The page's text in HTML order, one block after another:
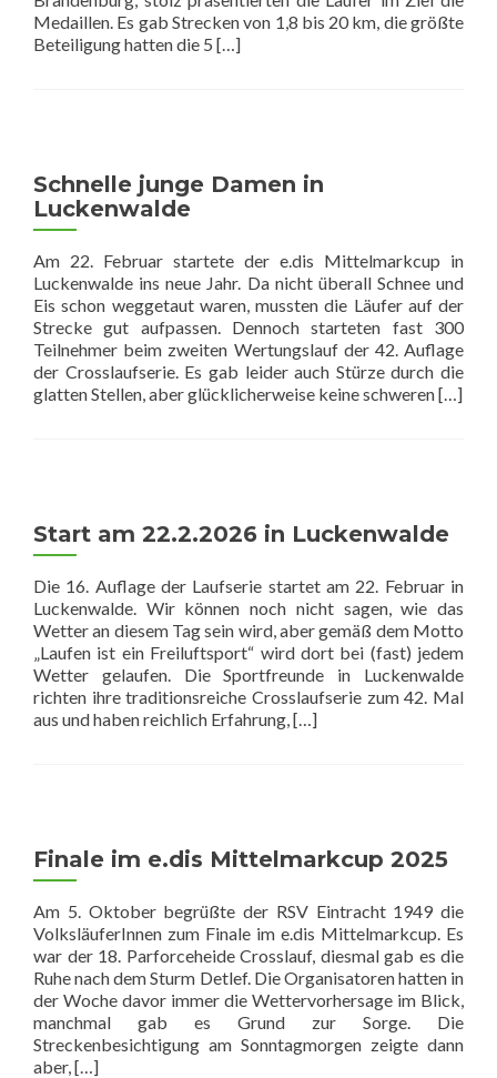
Medaillen. Es gab Strecken von 1,8 bis 20 km, die größte
Beteiligung hatten die 5 Read
Deetz
[…]
Schnelle junge Damen in
Luckenwalde
Am 22. Februar startete der e.dis Mittelmarkcup in
Luckenwalde ins neue Jahr. Da nicht überall Schnee und
Eis schon weggetaut waren, mussten die Läufer auf der
Strecke gut aufpassen. Dennoch starteten fast 300
Teilnehmer beim zweiten Wertungslauf der 42. Auflage
der Crosslaufserie. Es gab leider auch Stürze durch die
glatten Stellen, aber glücklicherweise keine schwerenRead
in
[…]
Start am 22.2.2026 in Luckenwalde
Die 16. Auflage der Laufserie startet am 22. Februar in
Luckenwalde. Wir können noch nicht sagen, wie das
Wetter an diesem Tag sein wird, aber gemäß dem Motto
„Laufen ist ein Freiluftsport“ wird dort bei (fast) jedem
Wetter gelaufen. Die Sportfreunde in Luckenwalde
richten ihre traditionsreiche Crosslaufserie zum 42. Mal
aus und haben reichlich Erfahrung,Read
in
Luckenwalde
[…]
Finale im e.dis Mittelmarkcup 2025
Am 5. Oktober begrüßte der RSV Eintracht 1949 die
VolksläuferInnen zum Finale im e.dis Mittelmarkcup. Es
war der 18. Parforceheide Crosslauf, diesmal gab es die
Ruhe nach dem Sturm Detlef. Die Organisatoren hatten in
der Woche davor immer die Wettervorhersage im Blick,
manchmal gab es Grund zur Sorge. Die
Streckenbesichtigung am Sonntagmorgen zeigte dann
aber,Read
[…]